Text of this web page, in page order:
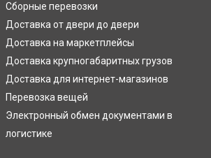
Сборные перевозки
Доставка от двери до двери
Доставка на маркетплейсы
Доставка крупногабаритных грузов
Доставка для интернет-магазинов
Перевозка вещей
Электронный обмен документами в
логистике